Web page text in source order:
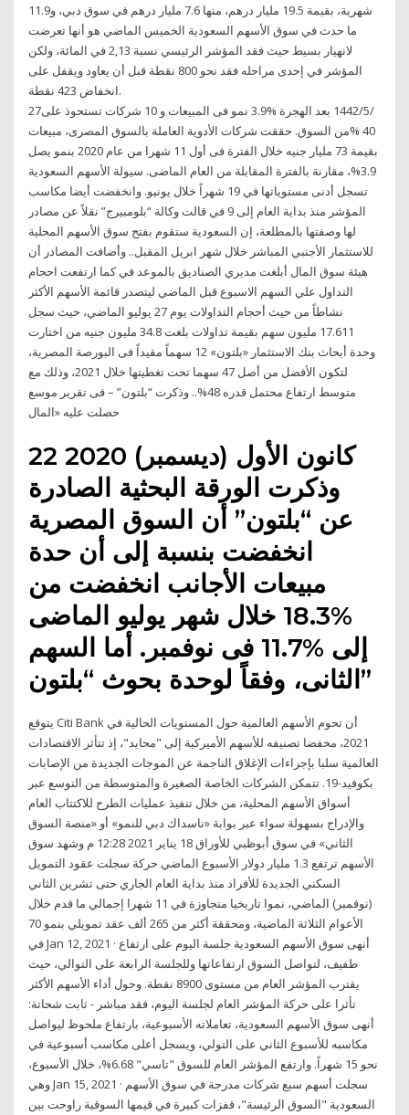
شهرية، بقيمة 19.5 مليار درهم، منها 7.6 مليار درهم في سوق دبي، و11.9
ما حدث في سوق الأسهم السعودية الخميس الماضي هو أنها تعرضت
لانهيار بسيط حيث فقد المؤشر الرئيسي نسبة 2,13 في المائة، ولكن
المؤشر في إحدى مراحله فقد نحو 800 نقطة قبل أن يعاود ويقفل على
انخفاض 423 نقطة.
27‏‏/5‏‏/1442 بعد الهجرة %3.9 نمو فى المبيعات و 10 شركات تستحوذ على
40 %من السوق. حققت شركات الأدوية العاملة بالسوق المصرى، مبيعات
بقيمة 73 مليار جنيه خلال الفترة فى أول 11 شهرا من عام 2020 بنمو يصل
3.9%، مقارنة بالفترة المقابلة من العام الماضى. سيولة الأسهم السعودية
تسجل أدنى مستوياتها في 19 شهراً خلال يونيو. وانخفضت أيضا مكاسب
المؤشر منذ بداية العام إلى 9 في قالت وكالة “بلومبيرج” نقلاً عن مصادر
لها وصفتها بالمطلعة، إن السعودية ستقوم بفتح سوق الأسهم المحلية
للاستثمار الأجنبي المباشر خلال شهر ابريل المقبل.. وأضافت المصادر أن
هيئة سوق المال أبلغت مديري الصناديق بالموعد في كما ارتفعت احجام
التداول علي السهم الاسبوع قبل الماضي ليتصدر قائمة الأسهم الأكثر
نشاطاً من حيث أحجام التداولات يوم 27 يوليو الماضي، حيث سجل
17.611 مليون سهم بقيمة تداولات بلغت 34.8 مليون جنيه من اختارت
وحدة أبحاث بنك الاستثمار «بلتون» 12 سهماً مقيداً فى البورصة المصرية،
لتكون الأفضل من أصل 47 سهما تحت تغطيتها خلال 2021، وذلك مع
متوسط ارتفاع محتمل قدره 48%.. وذكرت “بلتون” – فى تقرير موسع
حصلت عليه «المال
22 كانون الأول (ديسمبر) 2020
وذكرت الورقة البحثية الصادرة
عن “بلتون” أن السوق المصرية
انخفضت بنسبة إلى أن حدة
مبيعات الأجانب انخفضت من
%18.3 خلال شهر يوليو الماضى
إلى %11.7 فى نوفمبر. أما السهم
الثانى، وفقاً لوحدة بحوث “بلتون”
يتوقع Citi Bank أن تحوم الأسهم العالمية حول المستويات الحالية في
2021، مخفضا تصنيفه للأسهم الأميركية إلى "محايد"، إذ تتأثر الاقتصادات
العالمية سلبا بإجراءات الإغلاق الناجمة عن الموجات الجديدة من الإصابات
بكوفيد-19. تتمكن الشركات الخاصة الصغيرة والمتوسطة من التوسع عبر
أسواق الأسهم المحلية، من خلال تنفيذ عمليات الطرح للاكتتاب العام
والإدراج بسهولة سواء عبر بوابة «ناسداك دبي للنمو» أو «منصة السوق
الثاني» في سوق أبوظبي للأوراق 18 يناير 2021 12:28 م وشهد سوق
الأسهم ترتفع 1.3 مليار دولار الأسبوع الماضي حركة سجلت عقود التمويل
السكني الجديدة للأفراد منذ بداية العام الجاري حتى تشرين الثاني
(نوفمبر) الماضي، نموا تاريخيا متجاوزة في 11 شهرا إجمالي ما قدم خلال
الأعوام الثلاثة الماضية، ومحققة أكثر من 265 ألف عقد تمويلي بنمو 70
في Jan 12, 2021 · أنهى سوق الأسهم السعودية جلسة اليوم على ارتفاع
طفيف، لتواصل السوق ارتفاعاتها وللجلسة الرابعة على التوالي، حيث
يقترب المؤشر العام من مستوى 8900 نقطة. وحول أداء الأسهم الأكثر
تأثرا على حركة المؤشر العام لجلسة اليوم، فقد مباشر - ثابت شحاتة:
أنهى سوق الأسهم السعودية، تعاملاته الأسبوعية، بارتفاع ملحوظ ليواصل
مكاسبه للأسبوع الثاني على التولي، ويسجل أعلى مكاسب أسبوعية في
نحو 15 شهراً. وارتفع المؤشر العام للسوق "تاسي" 6.68%، خلال الأسبوع،
وهي Jan 15, 2021 · سجلت أسهم سبع شركات مدرجة في سوق الأسهم
السعودية "السوق الرئيسة"، قفزات كبيرة في قيمها السوقية راوحت بين